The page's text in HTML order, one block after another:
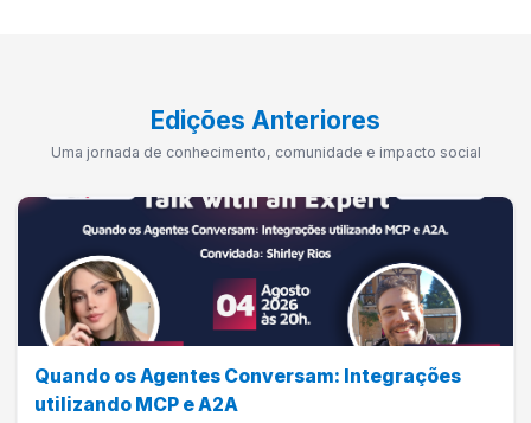
Edições Anteriores
Uma jornada de conhecimento, comunidade e impacto social
Quando os Agentes Conversam: Integrações
utilizando MCP e A2A